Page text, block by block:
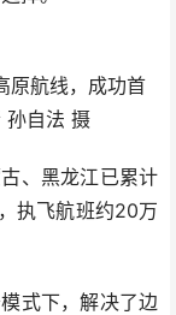
原航线，成功首
孙自法 摄
、黑龙江已累计
执飞航班约20万
式下，解决了边